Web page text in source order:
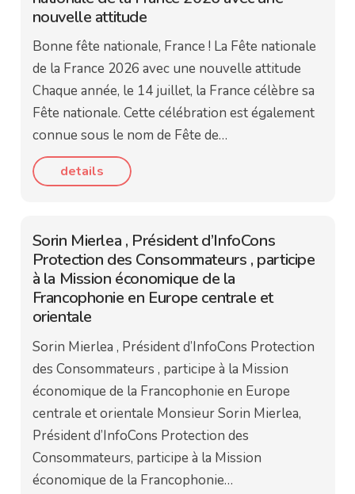
nouvelle attitude
Bonne fête nationale, France ! La Fête nationale
de la France 2026 avec une nouvelle attitude
Chaque année, le 14 juillet, la France célèbre sa
Fête nationale. Cette célébration est également
connue sous le nom de Fête de…
details
Sorin Mierlea , Président d’InfoCons
Protection des Consommateurs , participe
à la Mission économique de la
Francophonie en Europe centrale et
orientale
Sorin Mierlea , Président d’InfoCons Protection
des Consommateurs , participe à la Mission
économique de la Francophonie en Europe
centrale et orientale Monsieur Sorin Mierlea,
Président d’InfoCons Protection des
Consommateurs, participe à la Mission
économique de la Francophonie…